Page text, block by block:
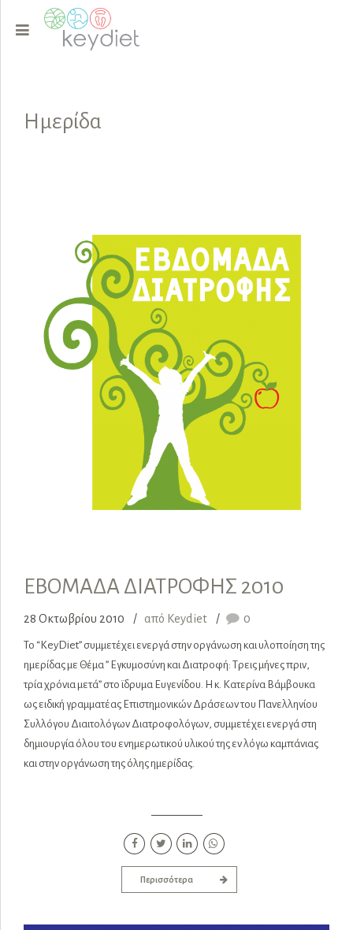
Ημερίδα
ΕΒΟΜΑΔΑ ΔΙΑΤΡΟΦΗΣ 2010
28 Οκτωβρίου 2010 από Keydiet 0
To “KeyDiet” συμμετέχει ενεργά στην οργάνωση και υλοποίηση της
ημερίδας με Θέμα ” Εγκυμοσύνη και Διατροφή: Τρεις μήνες πριν,
τρία χρόνια μετά” στο ϊδρυμα Ευγενίδου. Η κ. Κατερίνα Βάμβουκα
ως ειδική γραμματέας Επιστημονικών Δράσεων του Πανελληνίου
Συλλόγου Διαιτολόγων Διατροφολόγων, συμμετέχει ενεργά στη
δημιουργία όλου του ενημερωτικού υλικού της εν λόγω καμπάνιας
και στην οργάνωση της όλης ημερίδας.
Περισσότερα